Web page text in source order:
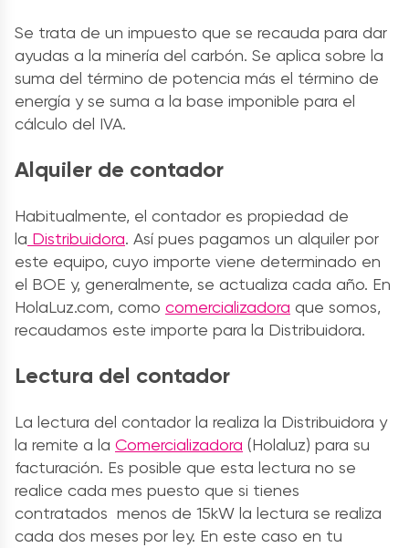
Se trata de un impuesto que se recauda para dar
ayudas a la minería del carbón. Se aplica sobre la
suma del término de potencia más el término de
energía y se suma a la base imponible para el
cálculo del IVA.
Alquiler de contador
Habitualmente, el contador es propiedad de
la Distribuidora. Así pues pagamos un alquiler por
este equipo, cuyo importe viene determinado en
el BOE y, generalmente, se actualiza cada año. En
HolaLuz.com, como comercializadora que somos,
recaudamos este importe para la Distribuidora.
Lectura del contador
La lectura del contador la realiza la Distribuidora y
la remite a la Comercializadora (Holaluz) para su
facturación. Es posible que esta lectura no se
realice cada mes puesto que si tienes
contratados menos de 15kW la lectura se realiza
cada dos meses por ley. En este caso en tu